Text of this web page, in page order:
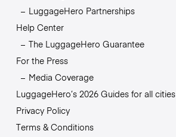
LuggageHero Partnerships
Help Center
The LuggageHero Guarantee
For the Press
Media Coverage
LuggageHero’s 2026 Guides for all cities
Privacy Policy
Terms & Conditions